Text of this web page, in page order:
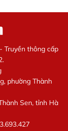
Truyền thông cấp
phường Thành
Sen, tỉnh Hà